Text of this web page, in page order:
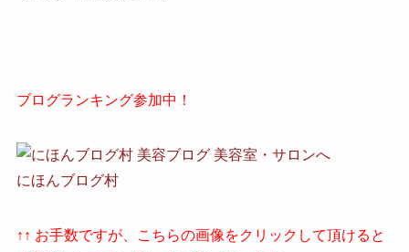
ブログランキング参加中！
にほんブログ村
↑↑ お手数ですが、こちらの画像をクリックして頂けると